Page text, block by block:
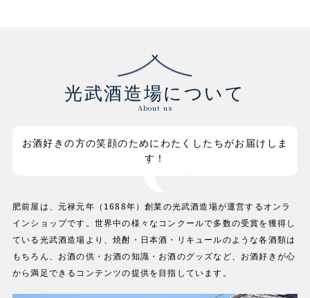
光武酒造場について
About us
お酒好きの方の笑顔のためにわたくしたちがお届けしま
す！
肥前屋は、元禄元年（1688年）創業の光武酒造場が運営するオンラ
インショップです。世界中の様々なコンクールで多数の受賞を獲得し
ている光武酒造場より、焼酎・日本酒・リキュールのような各酒類は
もちろん、お酒の供・お酒の知識・お酒のグッズなど、お酒好きが心
から満足できるコンテンツの提供を目指しています。